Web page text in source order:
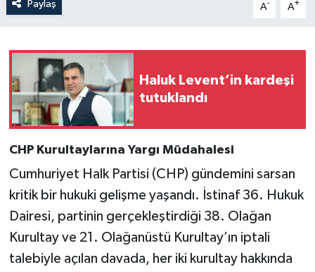
Paylaş A- A+
Haluk Levent’in kardeşi
tutuklandı
CHP Kurultaylarına Yargı Müdahalesi
Cumhuriyet Halk Partisi (CHP) gündemini sarsan
kritik bir hukuki gelişme yaşandı. İstinaf 36. Hukuk
Dairesi, partinin gerçekleştirdiği 38. Olağan
Kurultay ve 21. Olağanüstü Kurultay’ın iptali
talebiyle açılan davada, her iki kurultay hakkında